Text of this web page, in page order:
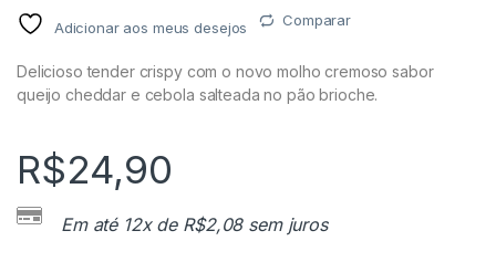
Adicionar aos meus desejos Comparar
Delicioso tender crispy com o novo molho cremoso sabor
queijo cheddar e cebola salteada no pão brioche.
R$24,90
Em até 12x de R$2,08sem juros